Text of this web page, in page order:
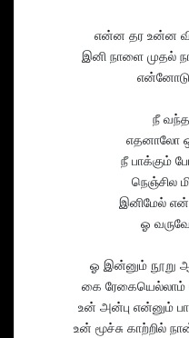
என்ன தர உன்ன
இனி நாளை முதல்
நீ
எதனாலோ
நீ பாக்கும்
நெஞ்சில
இனிமேல்
ஓ
ஓ இன்னும் நூறு
கை ரேகையெல்லாம்
உன் அன்பு என்னும்
உன் மூச்சு காற்றில்